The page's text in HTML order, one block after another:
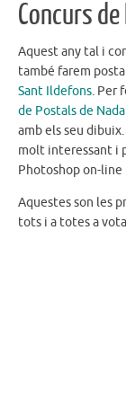
Concurs
Aquest any tal i
també farem
Sant Ildefons. Per
de Postals de
amb els seu
molt interessant i
Photoshop on-line
Aquestes son les
tots i a totes a